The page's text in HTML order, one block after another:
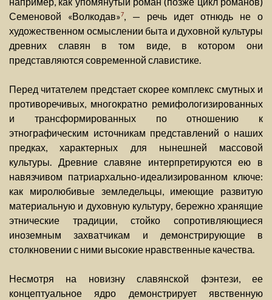
Семеновой «Волкодав»7, — речь идет отнюдь не о
художественном осмыслении быта и духовной культуры
древних славян в том виде, в котором они
представляются современной славистике.
Перед читателем предстает скорее комплекс смутных и
противоречивых, многократно ремифологизированных
и трансформированных по отношению к
этнографическим источникам представлений о наших
предках, характерных для нынешней массовой
культуры. Древние славяне интерпретируются ею в
навязчивом патриархально-идеализированном ключе:
как миролюбивые земледельцы, имеющие развитую
материальную и духовную культуру, бережно хранящие
этнические традиции, стойко сопротивляющиеся
иноземным захватчикам и демонстрирующие в
столкновении с ними высокие нравственные качества.
Несмотря на новизну славянской фэнтези, ее
концептуальное ядро демонстрирует явственную